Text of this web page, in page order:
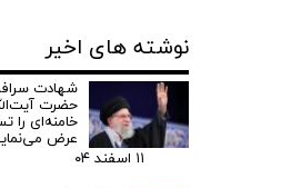
نوشته های اخیر
شهادت
حضرت
خامنه‌ای را
عرض
۱۱ اسفند ۰۴